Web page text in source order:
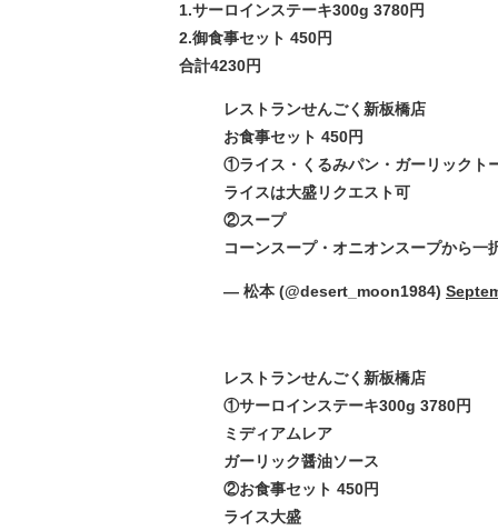
1.サーロインステーキ300g 3780円
2.御食事セット 450円
合計4230円
レストランせんごく新板橋店
お食事セット 450円
①ライス・くるみパン・ガーリックト
ライスは大盛リクエスト可
②スープ
コーンスープ・オニオンスープから一
— 松本 (@desert_moon1984)
レストランせんごく新板橋店
①サーロインステーキ300g 3780円
ミディアムレア
ガーリック醤油ソース
②お食事セット 450円
ライス大盛